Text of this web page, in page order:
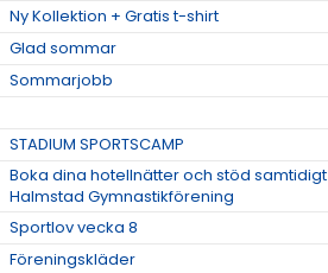
Ny Kollektion + Gratis t-shirt
Glad sommar
Sommarjobb
STADIUM SPORTSCAMP
Boka dina hotellnätter och stöd samtidigt
Halmstad Gymnastikförening
Sportlov vecka 8
Föreningskläder